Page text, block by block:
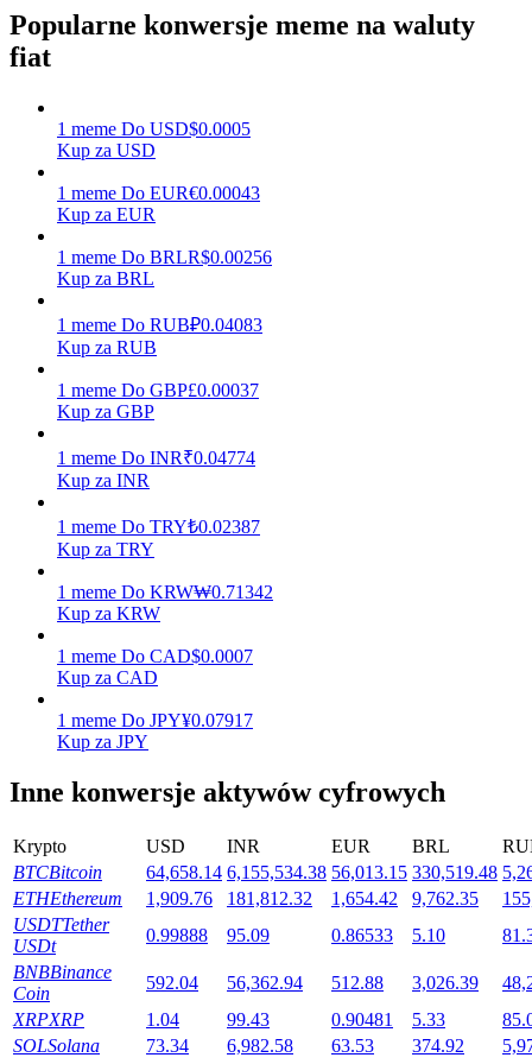
Mocna Świnka
Stawianie
Wysokie zyski i natychmiastowy dostęp
Launchpool
Elastyczne stawianie zakładów, aby zarabiać na popularnych
tokenach
Popularne konwersje meme na waluty
fiat
1 meme Do USD$0.0005
Kup za USD
1 meme Do EUR€0.00043
Kup za EUR
1 meme Do BRLR$0.00256
Kup za BRL
1 meme Do RUB₽0.04083
Kup za RUB
1 meme Do GBP£0.00037
Kup za GBP
1 meme Do INR₹0.04774
Kup za INR
1 meme Do TRY₺0.02387
Kup za TRY
1 meme Do KRW₩0.71342
Kup za KRW
1 meme Do CAD$0.0007
Kup za CAD
1 meme Do JPY¥0.07917
Kup za JPY
Inne konwersje aktywów cyfrowych
Krypto USD INR EUR BRL
BTCBitcoin 64,658.14 6,155,534.38 56,013.15 330,519.48
ETHEthereum 1,909.76 181,812.32 1,654.42 9,762.35
USDTTether
USDt
0.99888 95.09 0.86533 5.10
BNBBinance
Coin
592.04 56,362.94 512.88 3,026.39
XRPXRP 1.04 99.43 0.90481 5.33
SOLSolana 73.34 6,982.58 63.53 374.92